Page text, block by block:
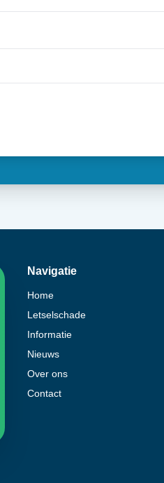
Navigatie
Home
Letselschade
Informatie
Nieuws
Over ons
Contact